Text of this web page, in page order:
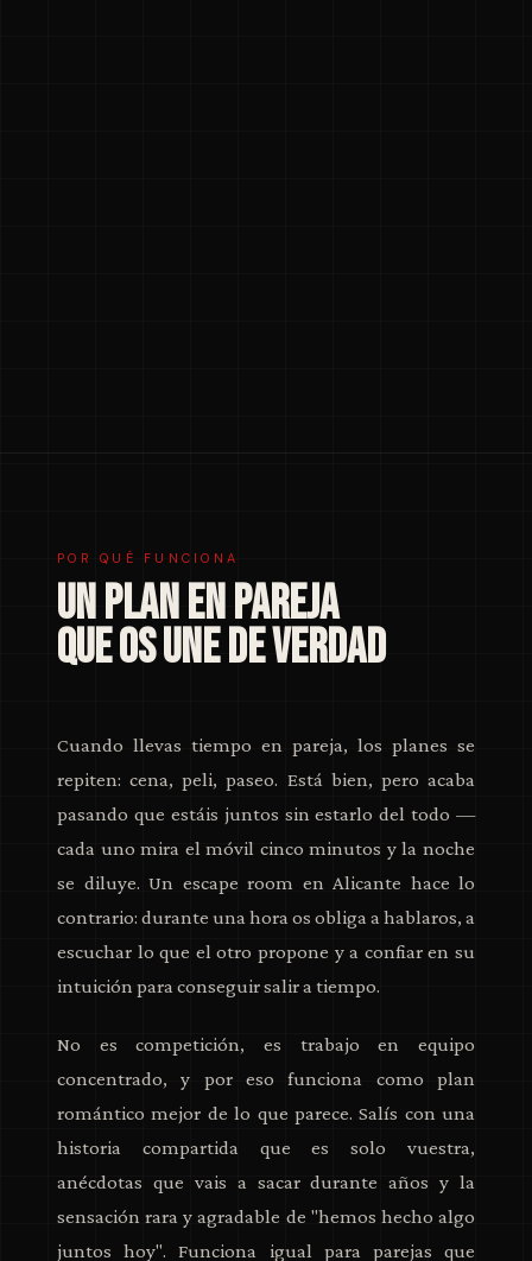
POR QUÉ FUNCIONA
UN PLAN EN PAREJA
QUE OS UNE DE VERDAD
Cuando llevas tiempo en pareja, los planes se
repiten: cena, peli, paseo. Está bien, pero acaba
pasando que estáis juntos sin estarlo del todo —
cada uno mira el móvil cinco minutos y la noche
se diluye. Un escape room en Alicante hace lo
contrario: durante una hora os obliga a hablaros, a
escuchar lo que el otro propone y a confiar en su
intuición para conseguir salir a tiempo.
No es competición, es trabajo en equipo
concentrado, y por eso funciona como plan
romántico mejor de lo que parece. Salís con una
historia compartida que es solo vuestra,
anécdotas que vais a sacar durante años y la
sensación rara y agradable de "hemos hecho algo
juntos hoy". Funciona igual para parejas que